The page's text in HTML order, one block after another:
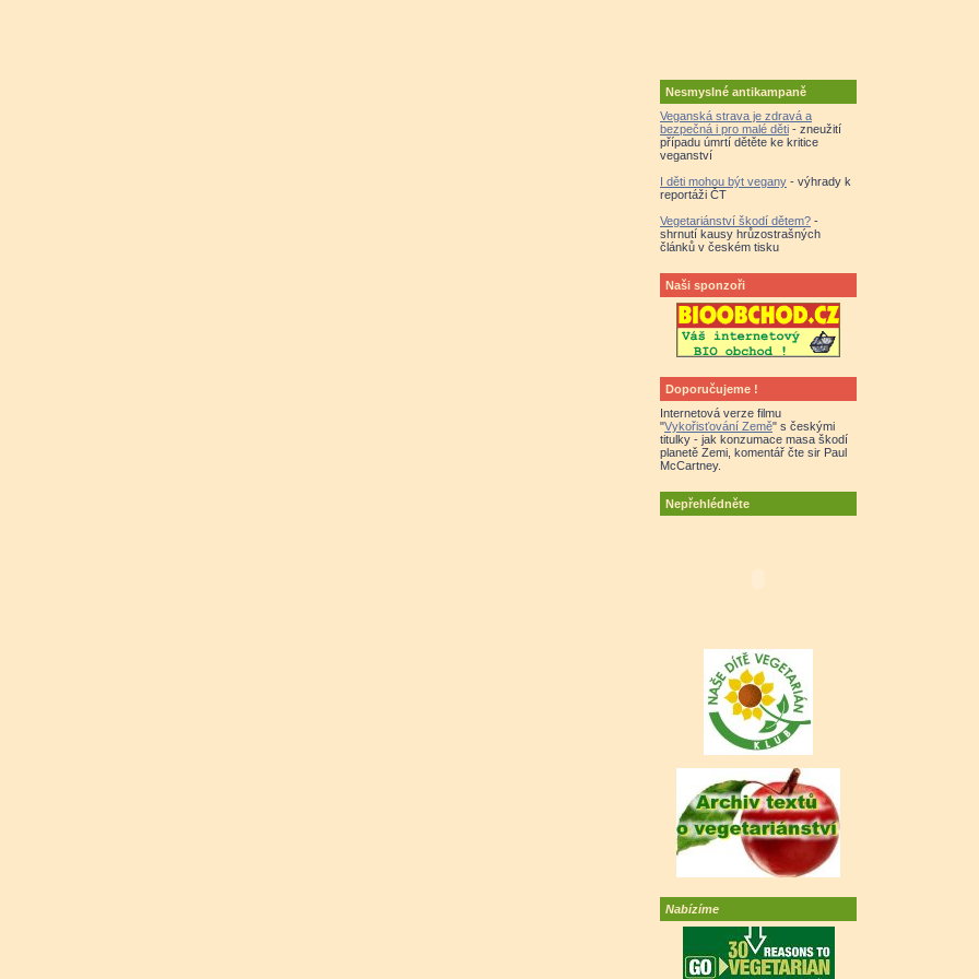
Nesmyslné antikampaně
Veganská strava je zdravá a
bezpečná i pro malé děti - zneužití
případu úmrtí dětěte ke kritice
veganství
I děti mohou být vegany - výhrady k
reportáži ČT
Vegetariánství škodí dětem? -
shrnutí kausy hrůzostrašných
článků v českém tisku
Naši sponzoři
Doporučujeme !
Internetová verze filmu
"Vykořisťování Země" s českými
titulky - jak konzumace masa škodí
planetě Zemi, komentář čte sir Paul
McCartney.
Nepřehlédněte
Nabízíme